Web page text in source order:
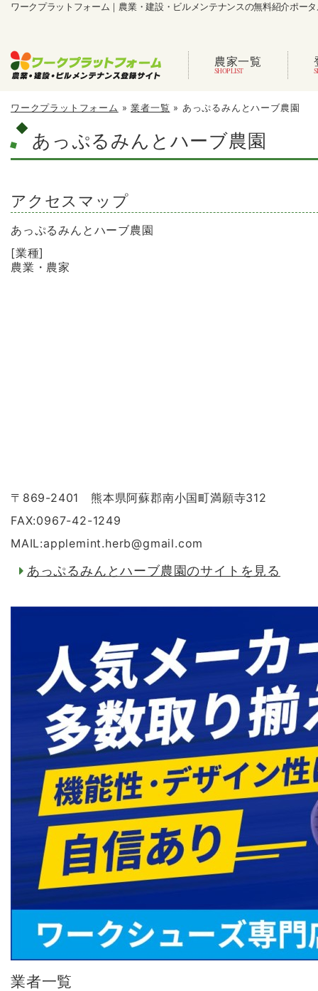
ワークプラットフォーム｜農業・建設・ビルメンテナンスの無料紹介ポー
農家一覧
ワークプラットフォーム »業者一覧 » あっぷるみんとハーブ農園
あっぷるみんとハーブ農園
アクセスマップ
あっぷるみんとハーブ農園
[業種]
農業・農家
〒869-2401 熊本県阿蘇郡南小国町満願寺312
FAX:0967-42-1249
MAIL:applemint.herb@gmail.com
あっぷるみんとハーブ農園のサイトを見る
業者一覧